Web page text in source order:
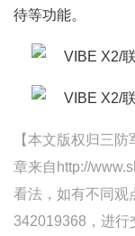
待等功能。
【本文版权归三
章来自http://
看法，如有不同观
342019368，进行